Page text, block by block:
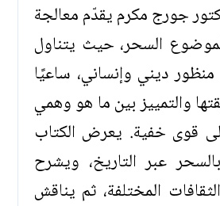
جورج مكرم يقدّم معالجة
السحر، حيث يتناول
ديني وإنساني، ساعيًا
والتمييز بين ما هو وهمي
قوى خفية. يعرض الكتاب
عبر التاريخ، ويشرح
المختلفة، ثم يناقش